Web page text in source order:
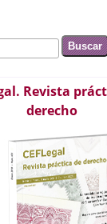
de
Revista
derecho